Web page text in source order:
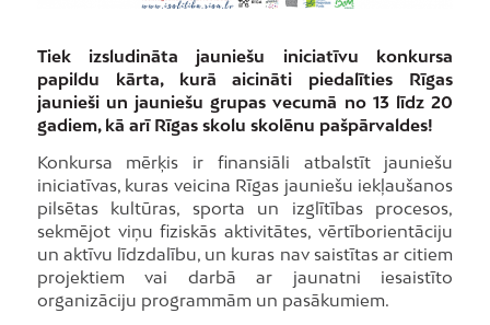
Tiek izsludināta jauniešu iniciatīvu konkursa
papildu kārta, kurā aicināti piedalīties Rīgas
jaunieši un jauniešu grupas vecumā no 13 līdz 20
gadiem, kā arī Rīgas skolu skolēnu pašpārvaldes!
Konkursa mērķis ir finansiāli atbalstīt jauniešu
iniciatīvas, kuras veicina Rīgas jauniešu iekļaušanos
pilsētas kultūras, sporta un izglītības procesos,
sekmējot viņu fiziskās aktivitātes, vērtīborientāciju
un aktīvu līdzdalību, un kuras nav saistītas ar citiem
projektiem vai darbā ar jaunatni iesaistīto
organizāciju programmām un pasākumiem.